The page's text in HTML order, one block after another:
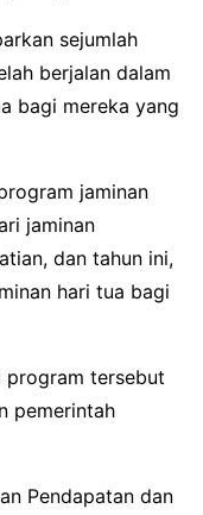
sejumlah
berjalan dalam
bagi mereka yang
jaminan
jaminan
dan tahun ini,
hari tua bagi
program tersebut
pemerintah
Pendapatan dan